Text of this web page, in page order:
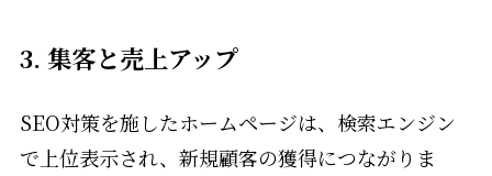
3. 集客と売上アップ
SEO対策を施したホームページは、検索エンジン
で上位表示され、新規顧客の獲得につながりま